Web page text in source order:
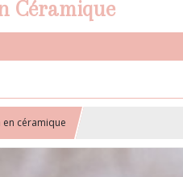
Céramique
céramique